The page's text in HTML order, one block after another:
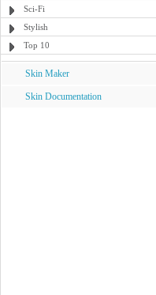
Sci-Fi
Stylish
Top 10
Skin Maker
Skin Documentation